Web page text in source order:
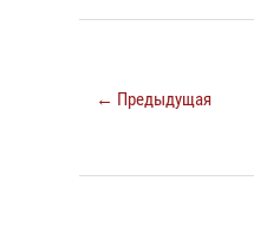
← Предыдущая